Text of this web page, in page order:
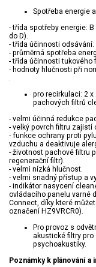
Spotřeba energie
- třída spotřeby energie:
do D).
- třída účinnosti odsávání:
- průměrná spotřeba
- třída účinnosti tukového
- hodnoty hlučnosti při
pro recirkulaci: 2
pachových filtrů
- velmi účinná redukce
- velký povrch filtru zajistí
- funkce ochrany proti
vzduchu a deaktivuje
- životnost pachové filtru
regenerační filtr).
- velmi nízká hlučnost.
- velmi snadný přístup a
- indikátor nasycení
ovládacího panelu varné
Connect, díky které
označení HZ9VRCR0).
Pro provoz s
akustické filtry pro
psychoakustiky.
Poznámky k plánování a